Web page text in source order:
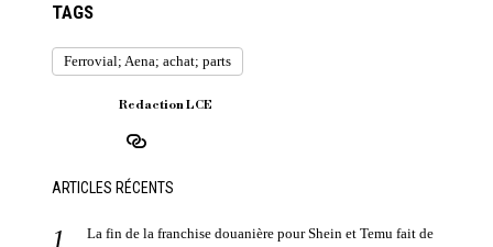
TAGS
Ferrovial; Aena; achat; parts
Redaction LCE
ARTICLES RÉCENTS
La fin de la franchise douanière pour Shein et Temu fait de